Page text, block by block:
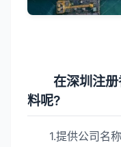
在深圳注册
料呢?
1.提供公司名称(